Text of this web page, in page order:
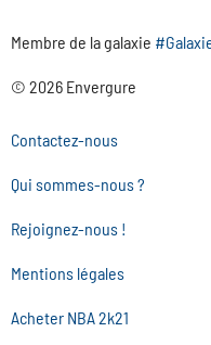
Membre de la galaxie
© 2026 Envergure
Contactez-nous
Qui sommes-nous ?
Rejoignez-nous !
Mentions légales
Acheter NBA 2k21